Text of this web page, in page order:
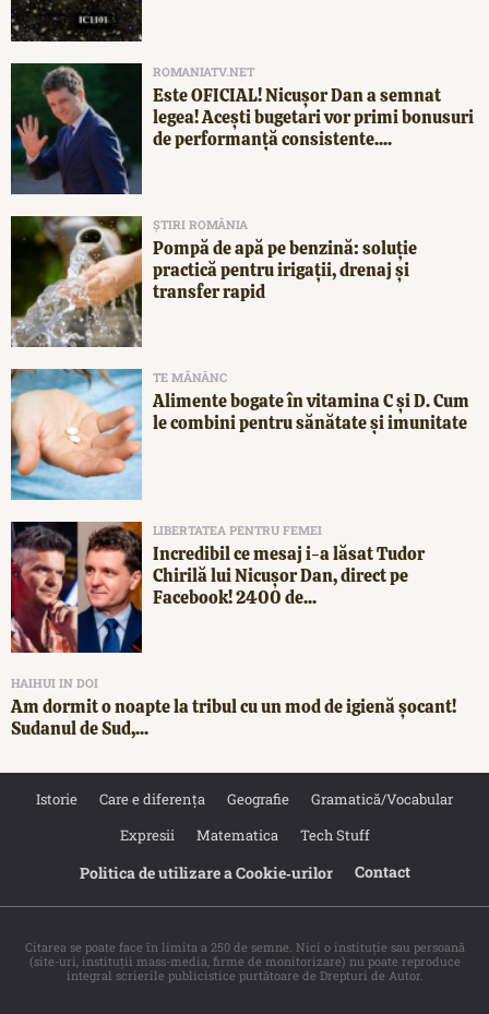
ROMANIATV.NET
Este OFICIAL! Nicușor Dan a semnat
legea! Acești bugetari vor primi bonusuri
de performanță consistente....
ȘTIRI ROMÂNIA
Pompă de apă pe benzină: soluție
practică pentru irigații, drenaj și
transfer rapid
TE MĂNÂNC
Alimente bogate în vitamina C și D. Cum
le combini pentru sănătate și imunitate
LIBERTATEA PENTRU FEMEI
Incredibil ce mesaj i-a lăsat Tudor
Chirilă lui Nicușor Dan, direct pe
Facebook! 2400 de...
HAIHUI IN DOI
Am dormit o noapte la tribul cu un mod de igienă șocant!
Sudanul de Sud,...
Istorie Care e diferența Geografie
Gramatică/Vocabular
Expresii
Matematica Tech Stuff
Politica de utilizare a Cookie‐urilor Contact
Citarea se poate face în limita a 250 de semne. Nici o instituţie sau persoană
(site-uri, instituţii mass-media, firme de monitorizare) nu poate reproduce
integral scrierile publicistice purtătoare de Drepturi de Autor.